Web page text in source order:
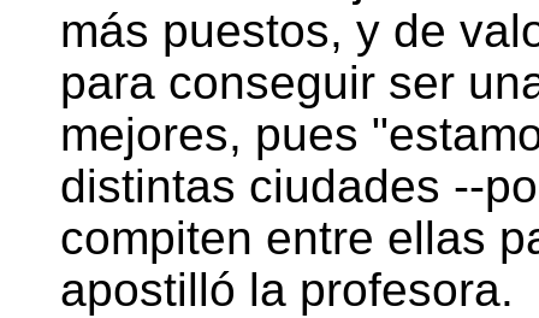
más puestos, y de
para conseguir ser
mejores, pues
distintas ciudades --
compiten entre ellas
apostilló la profesora.